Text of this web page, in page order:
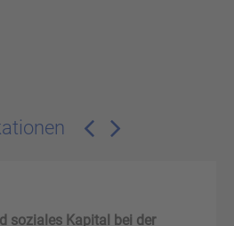
soziales Kapital bei der